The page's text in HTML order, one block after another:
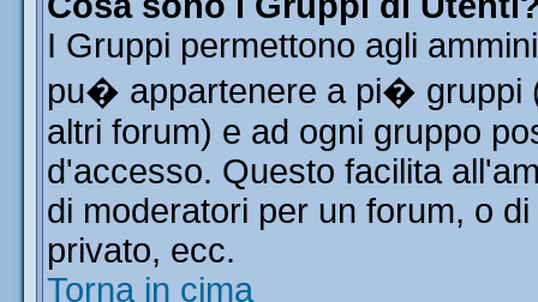
I Gruppi permettono agli
pu� appartenere a pi� gruppi
altri forum) e ad ogni gruppo
d'accesso. Questo facilita
di moderatori per un forum, o
privato, ecc.
Torna in cima